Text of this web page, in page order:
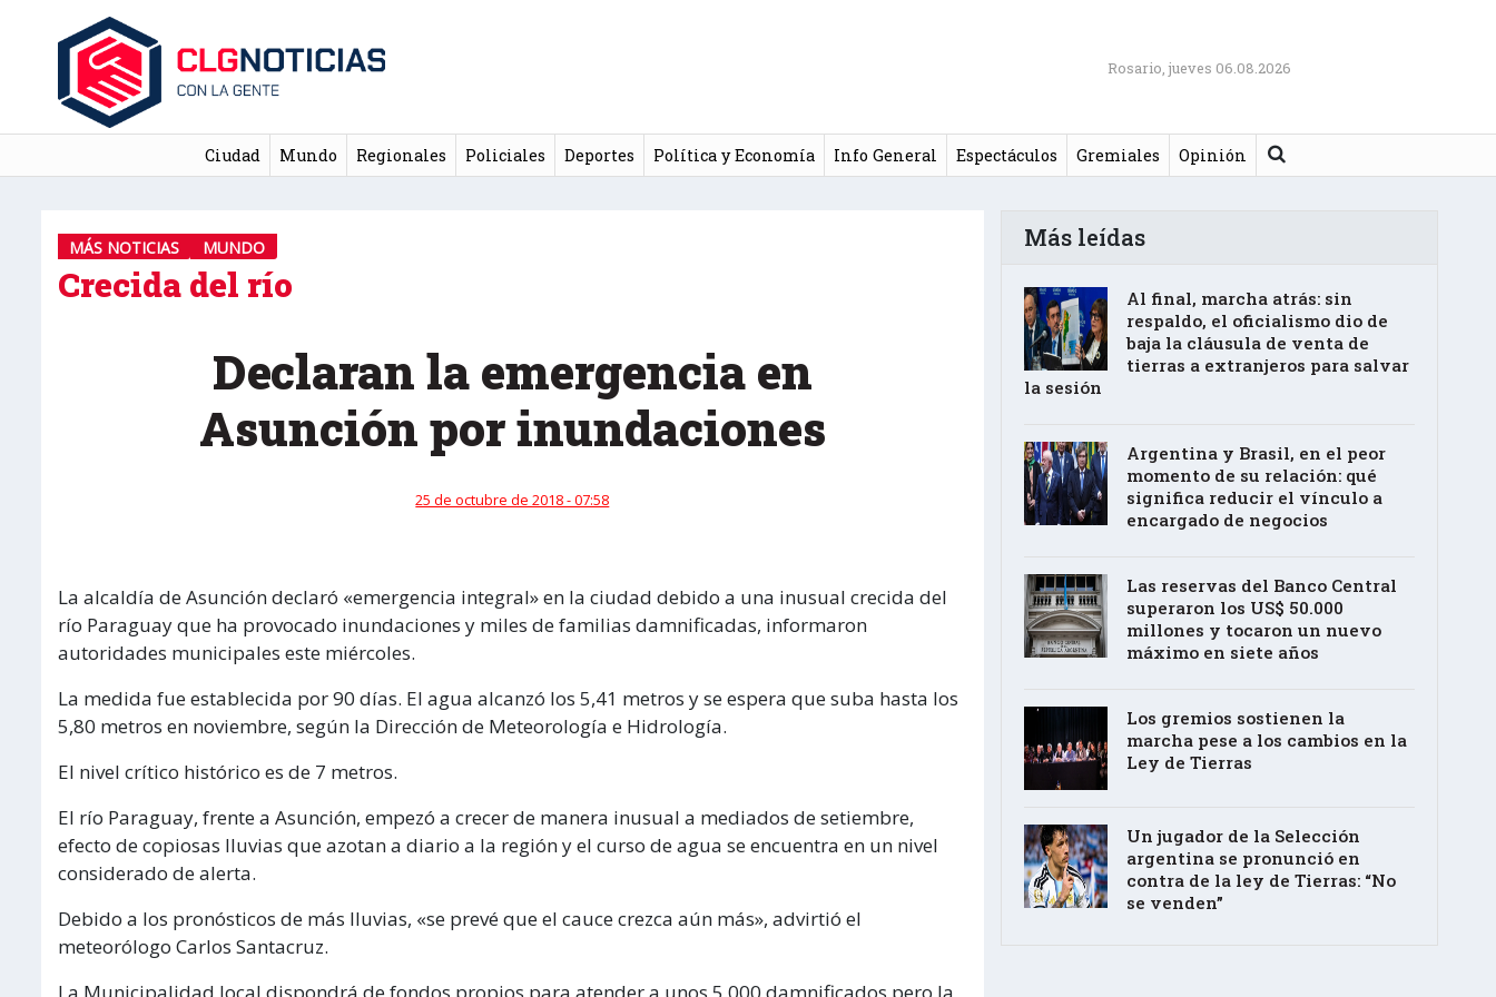
Rosario, jueves 06.08.2026
Ciudad Mundo Regionales Policiales Deportes Política y Economía Info General Espectáculos Gremiales Opinión Buscar
MÁS NOTICIAS MUNDO
Crecida del río
Declaran la emergencia en
Asunción por inundaciones
25 de octubre de 2018 - 07:58
La alcaldía de Asunción declaró «emergencia integral» en la ciudad debido a una inusual crecida del
río Paraguay que ha provocado inundaciones y miles de familias damnificadas, informaron
autoridades municipales este miércoles.
La medida fue establecida por 90 días. El agua alcanzó los 5,41 metros y se espera que suba hasta los
5,80 metros en noviembre, según la Dirección de Meteorología e Hidrología.
El nivel crítico histórico es de 7 metros.
El río Paraguay, frente a Asunción, empezó a crecer de manera inusual a mediados de setiembre,
efecto de copiosas lluvias que azotan a diario a la región y el curso de agua se encuentra en un nivel
considerado de alerta.
Debido a los pronósticos de más lluvias, «se prevé que el cauce crezca aún más», advirtió el
meteorólogo Carlos Santacruz.
La Municipalidad local dispondrá de fondos propios para atender a unos 5.000 damnificados pero la
Más leídas
Al final, marcha atrás: sin
respaldo, el oficialismo dio de
baja la cláusula de venta de
tierras a extranjeros para salvar
la sesión
Argentina y Brasil, en el peor
momento de su relación: qué
significa reducir el vínculo a
encargado de negocios
Las reservas del Banco Central
superaron los US$ 50.000
millones y tocaron un nuevo
máximo en siete años
Los gremios sostienen la
marcha pese a los cambios en la
Ley de Tierras
Un jugador de la Selección
argentina se pronunció en
contra de la ley de Tierras: “No
se venden”